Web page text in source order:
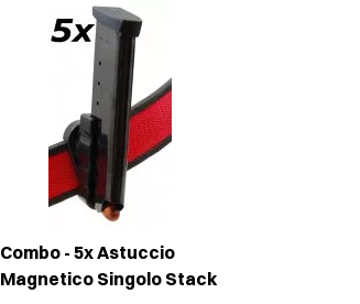
Combo - 5x Astuccio
Magnetico Singolo Stack